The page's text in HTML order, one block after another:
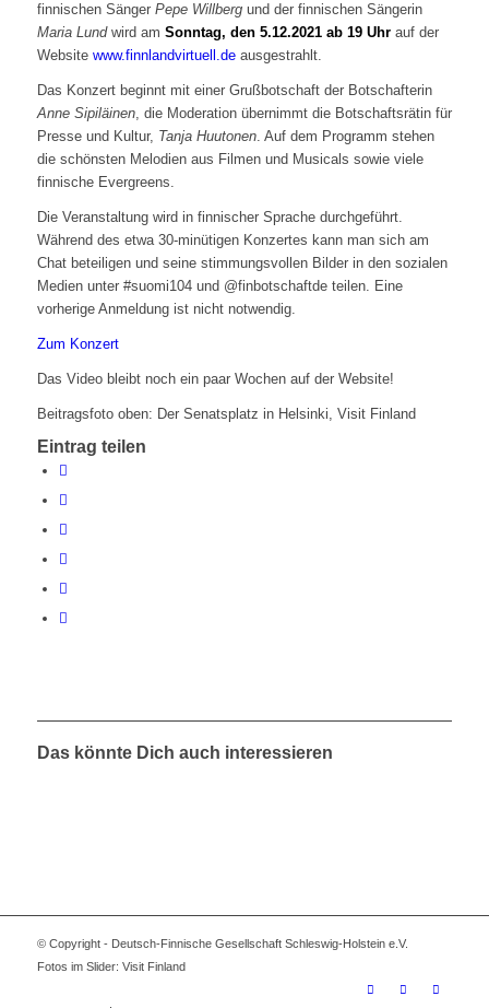
finnischen Sänger Pepe Willbergund der finnischen Sängerin
Maria Lundwird am Sonntag, den 5.12.2021 ab 19 Uhrauf der
Website www.finnlandvirtuell.deausgestrahlt.
Das Konzert beginnt mit einer Grußbotschaft der Botschafterin
Anne Sipiläinen, die Moderation übernimmt die Botschaftsrätin für
Presse und Kultur, Tanja Huutonen. Auf dem Programm stehen
die schönsten Melodien aus Filmen und Musicals sowie viele
finnische Evergreens.
Die Veranstaltung wird in finnischer Sprache durchgeführt.
Während des etwa 30-minütigen Konzertes kann man sich am
Chat beteiligen und seine stimmungsvollen Bilder in den sozialen
Medien unter #suomi104 und @finbotschaftde teilen. Eine
vorherige Anmeldung ist nicht notwendig.
Zum Konzert
Das Video bleibt noch ein paar Wochen auf der Website!
Beitragsfoto oben: Der Senatsplatz in Helsinki, Visit Finland
Eintrag teilen
Das könnte Dich auch interessieren
© Copyright - Deutsch-Finnische Gesellschaft Schleswig-Holstein e.V.
Fotos im Slider: Visit Finland